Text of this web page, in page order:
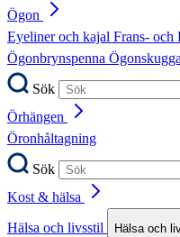
Ögon
Eyeliner och kajal Frans- och
Ögonbrynspenna
Sök
Örhängen
Öronhåltagning
Sök
Kost & hälsa
Hälsa och livsstil
Hälsa och